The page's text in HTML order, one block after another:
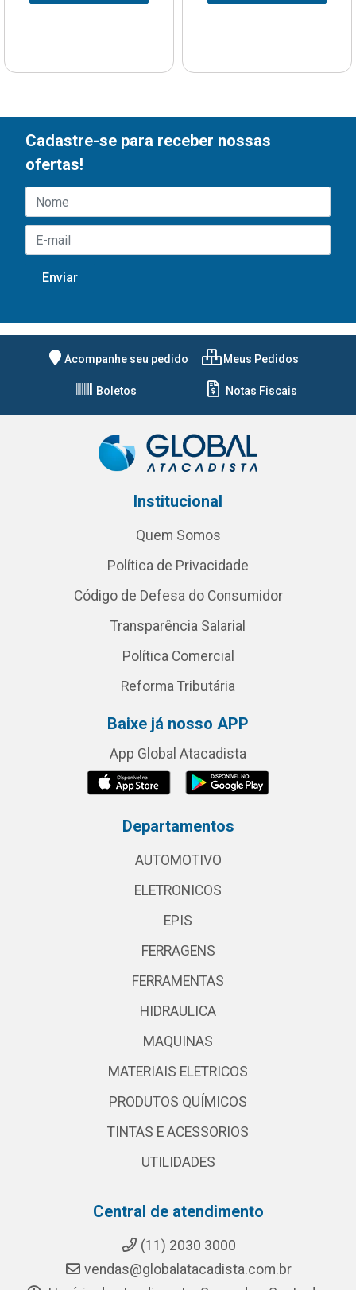
Cadastre-se para receber nossas
ofertas!
Acompanhe seu pedido Meus Pedidos
Boletos Notas Fiscais
Institucional
Quem Somos
Política de Privacidade
Código de Defesa do Consumidor
Transparência Salarial
Política Comercial
Reforma Tributária
Baixe já nosso APP
App Global Atacadista
Departamentos
AUTOMOTIVO
ELETRONICOS
EPIS
FERRAGENS
FERRAMENTAS
HIDRAULICA
MAQUINAS
MATERIAIS ELETRICOS
PRODUTOS QUÍMICOS
TINTAS E ACESSORIOS
UTILIDADES
Central de atendimento
(11) 2030 3000
vendas@globalatacadista.com.br